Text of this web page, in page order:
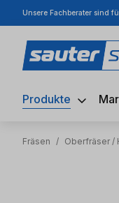
Hauptinhalt
Zur Suche springen
Zur
Unsere Fachberater sind
Produkte
Fräsen / Oberfräser /